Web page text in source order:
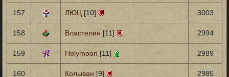
157 ЛЮЦ [10] 3003
158 Властелин [11] 2994
159 Holymoon [11] 2989
160 Колыван [9] 2985